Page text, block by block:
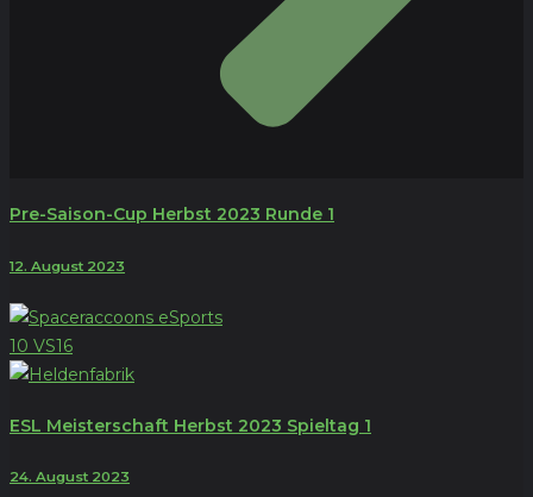
Pre-Saison-Cup Herbst 2023 Runde 1
12. August 2023
10 VS16
ESL Meisterschaft Herbst 2023 Spieltag 1
24. August 2023